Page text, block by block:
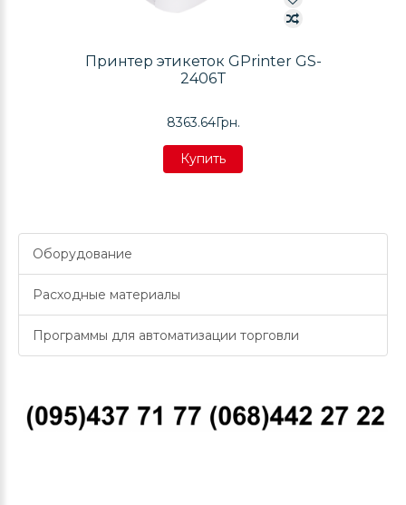
Принтер этикеток GPrinter GS-
2406T
8363.64Грн.
Купить
Купить
Оборудование
Расходные материалы
Программы для автоматизации торговли